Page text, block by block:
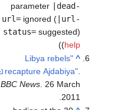
parameter
|dead-
url= ignored ( |url-
status= suggested)
(help
)
^
"Libya rebels
recapture Ajdabiya"
BBC News . 26 March
2011.